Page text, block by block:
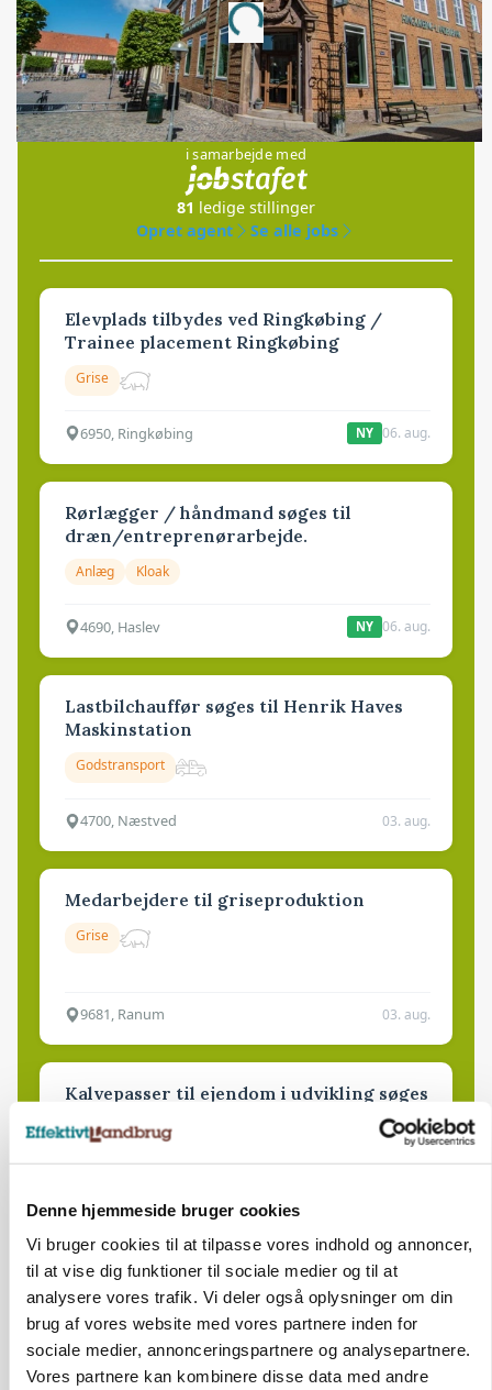
Denne hjemmeside bruger cookies
Vi bruger cookies til at tilpasse vores indhold og annoncer,
til at vise dig funktioner til sociale medier og til at
analysere vores trafik. Vi deler også oplysninger om din
brug af vores website med vores partnere inden for
sociale medier, annonceringspartnere og analysepartnere.
Vores partnere kan kombinere disse data med andre
Loading...
Jobs
i samarbejde med
81 ledige stillinger
Opret agent
Se alle jobs
Elevplads tilbydes ved Ringkøbing /
Trainee placement Ringkøbing
Grise
6950, Ringkøbing NY 06. aug.
Rørlægger / håndmand søges til
dræn/entreprenørarbejde.
Anlæg Kloak
4690, Haslev NY 06. aug.
Lastbilchauffør søges til Henrik Haves
Maskinstation
Godstransport
4700, Næstved 03. aug.
Medarbejdere til griseproduktion
Grise
9681, Ranum 03. aug.
Kalvepasser til ejendom i udvikling søges
Kalve
6392, Bolderslev
Leder til klimastald
Klimastald